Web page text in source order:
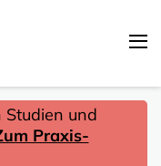
und
Praxis-